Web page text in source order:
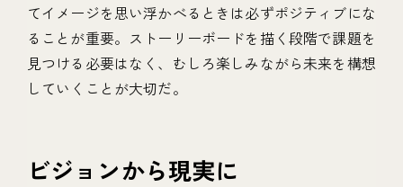
てイメージを思い浮かべるときは必ずポジティブにな
ることが重要。ストーリーボードを描く段階で課題を
見つける必要はなく、むしろ楽しみながら未来を構想
していくことが大切だ。
ビジョンから現実に